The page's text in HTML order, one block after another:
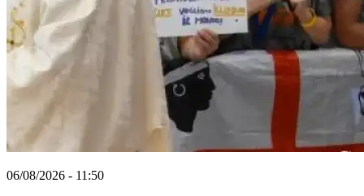
06/08/2026 - 11:50